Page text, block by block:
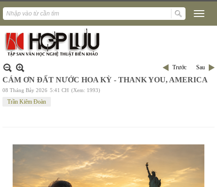
Trước Sau
CÁM ƠN ĐẤT NƯỚC HOA KỲ - THANK YOU, AMERICA
08 Tháng Bảy 2026 5:41 CH (Xem: 1993)
Trần Kiêm Đoàn